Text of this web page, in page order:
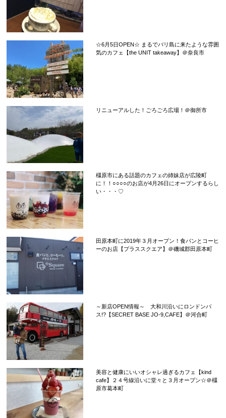
☆6月5日OPEN☆ まるでバリ島に来たような雰囲
気のカフェ【the UNIT takeaway】＠奈良市
リニューアルした！ごろごろ広場！＠御所市
橿原市にある話題のカフェの姉妹店が広陵町
に！！○○○○のお店が4月26日にオープンするらし
い・・・♡
田原本町に2019年３月オープン！食パンとコーヒ
ーのお店【プラススクエア】＠磯城郡田原本町
～新店OPEN情報～ 大和川沿いにロンドンバ
ス!?【SECRET BASE JO-9,CAFE】＠河合町
美容と健康にいいオシャレ過ぎるカフェ【kind
cafe】２４号線沿いに堂々と３月オープン☆＠橿
原市葛本町